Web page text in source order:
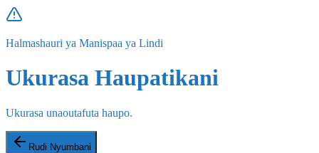
Halmashauri ya Manispaa ya Lindi
Ukurasa Haupatikani
Ukurasa unaoutafuta haupo.
Rudi Nyumbani